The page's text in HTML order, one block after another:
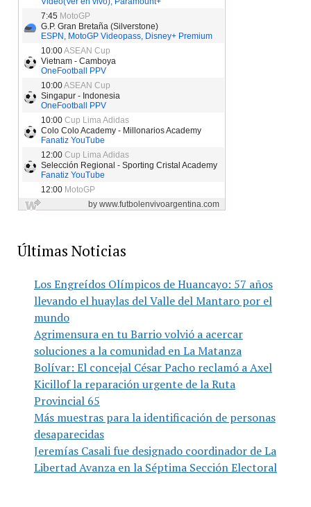
Últimas Noticias
Los Engreídos Olímpicos de Huancayo: 57 años
llevando el huaylas del Valle del Mantaro por el
mundo
Agrimensura en tu Barrio volvió a acercar
soluciones a la comunidad en La Matanza
Bolívar: El concejal César Pacho reclamó a Axel
Kicillof la reparación urgente de la Ruta
Provincial 65
Más muestras para la identificación de personas
desaparecidas
Jeremías Casali fue designado coordinador de La
Libertad Avanza en la Séptima Sección Electoral